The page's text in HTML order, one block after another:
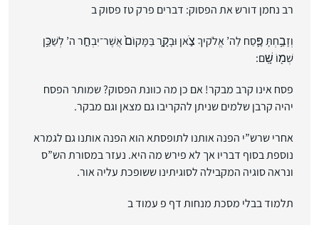
רב נחמן דורש את הפסוק: דברים פרק טז פסוק ב
וְזָבַ֥חְתָּ פֶּ֛סַח לַה’ אֱלֹקיךָ צֹ֣אן וּבָקָ֑ר בַּמָּקוֹם֙ אֲשֶׁר־יִבְחַ֣ר ה’ לְשַׁכֵּ֥ן
שְׁמ֖וֹ שָֽׁם:
פסח אינו קרב מבקר! אם כן מה כוונת הפסוק? שמותר הפסח
יהיה קרבן שלמים שניתן להקריבו גם מצאן וגם מבקר.
אחרי שרש”י הפנה אותנו לתופסתא הוא הפנה אותנו גם לגמרא
נוספת בסוף דבריו אך לא פירש מה היא. נעזר במסורת הש”ס
ונראה סוגיה המקבילה לסוגיתינו ששופכת עליה אור.
תלמוד בבלי מסכת מנחות דף פ עמוד ב